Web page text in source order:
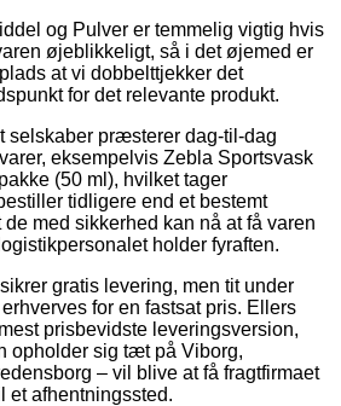
og Pulver er temmelig vigtig hvis
øjeblikkeligt, så i det øjemed er
at vi dobbelttjekker det
for det relevante produkt.
selskaber præsterer dag-til-dag
eksempelvis Zebla Sportsvask
(50 ml), hvilket tager
tidligere end et bestemt
med sikkerhed kan nå at få varen
holder fyraften.
gratis levering, men tit under
for en fastsat pris. Ellers
prisbevidste leveringsversion,
opholder sig tæt på Viborg,
– vil blive at få fragtfirmaet
et afhentningssted.